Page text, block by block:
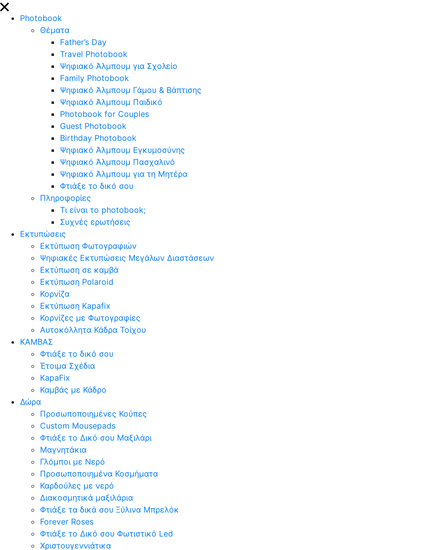
close
Photobook
Θέματα
Father’s Day
Travel Photobook
Ψηφιακό Άλμπουμ για Σχολείο
Family Photobook
Ψηφιακό Άλμπουμ Γάμου & Βάπτισης
Ψηφιακό Άλμπουμ Παιδικό
Photobook for Couples
Guest Photobook
Birthday Photobook
Ψηφιακό Άλμπουμ Εγκυμοσύνης
Ψηφιακό Άλμπουμ Πασχαλινό
Ψηφιακό Άλμπουμ για τη Μητέρα
Φτιάξε το δικό σου
Πληροφορίες
Τι είναι το photobook;
Συχνές ερωτήσεις
Εκτυπώσεις
Εκτύπωση Φωτογραφιών
Ψηφιακές Εκτυπώσεις Μεγάλων Διαστάσεων
Εκτύπωση σε καμβά
Εκτύπωση Polaroid
Κορνίζα
Εκτύπωση Kapafix
Κορνίζες με Φωτογραφίες
Αυτοκόλλητα Κάδρα Τοίχου
ΚΑΜΒΑΣ
Φτιάξε το δικό σου
Έτοιμα Σχέδια
KapaFix
Καμβάς με Κάδρο
Δώρα
Προσωποποιημένες Κούπες
Custom Mousepads
Φτιάξε το Δικό σου Μαξιλάρι
Μαγνητάκια
Γλόµποι µε Νερό
Προσωποποιημένα Κοσμήματα
Καρδούλες με νερό
Διακοσμητικά μαξιλάρια
Φτιάξε τα δικά σου Ξύλινα Μπρελόκ
Forever Roses
Φτιάξε το Δικό σου Φωτιστικό Led
Χριστουγεννιάτικα